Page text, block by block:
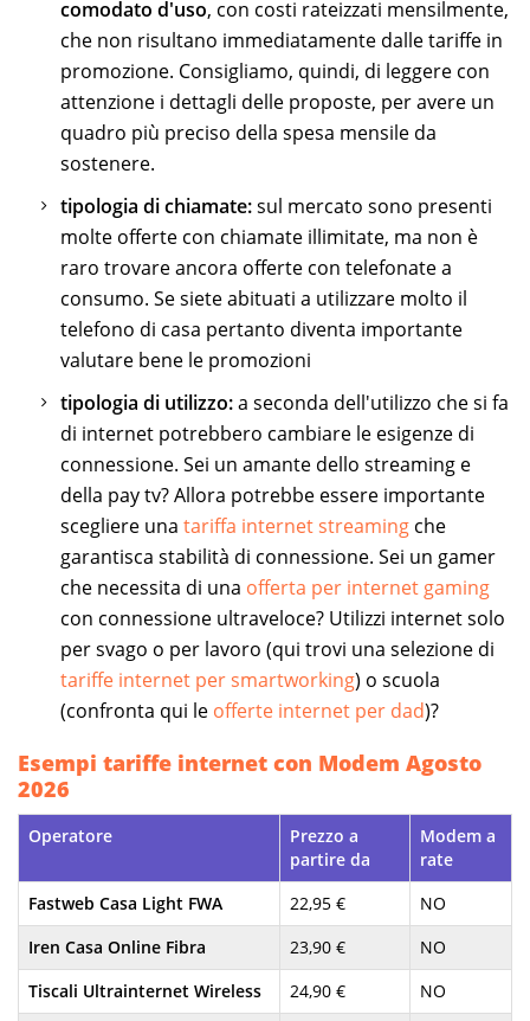
comodato d'uso, con costi rateizzati mensilmente,
che non risultano immediatamente dalle tariffe in
promozione. Consigliamo, quindi, di leggere con
attenzione i dettagli delle proposte, per avere un
quadro più preciso della spesa mensile da
sostenere.
tipologia di chiamate:sul mercato sono presenti
molte offerte con chiamate illimitate, ma non è
raro trovare ancora offerte con telefonate a
consumo. Se siete abituati a utilizzare molto il
telefono di casa pertanto diventa importante
valutare bene le promozioni
tipologia di utilizzo:a seconda dell'utilizzo che si fa
di internet potrebbero cambiare le esigenze di
connessione. Sei un amante dello streaming e
della pay tv? Allora potrebbe essere importante
scegliere una tariffa internet streaming che
garantisca stabilità di connessione. Sei un gamer
che necessita di una offerta per internet gaming
con connessione ultraveloce? Utilizzi internet solo
per svago o per lavoro (qui trovi una selezione di
tariffe internet per smartworking) o scuola
(confronta qui le offerte internet per dad)?
Esempi tariffe internet con Modem Agosto
2026
Operatore
Prezzo a
partire da
Modem a
rate
Fastweb Casa Light FWA
22,95 €
NO
Iren Casa Online Fibra
23,90 €
NO
Tiscali Ultrainternet Wireless
24,90 €
NO